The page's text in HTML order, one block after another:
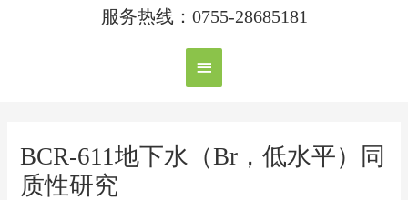
服务热线：0755-28685181
BCR-611地下水（Br，低水平）同
质性研究